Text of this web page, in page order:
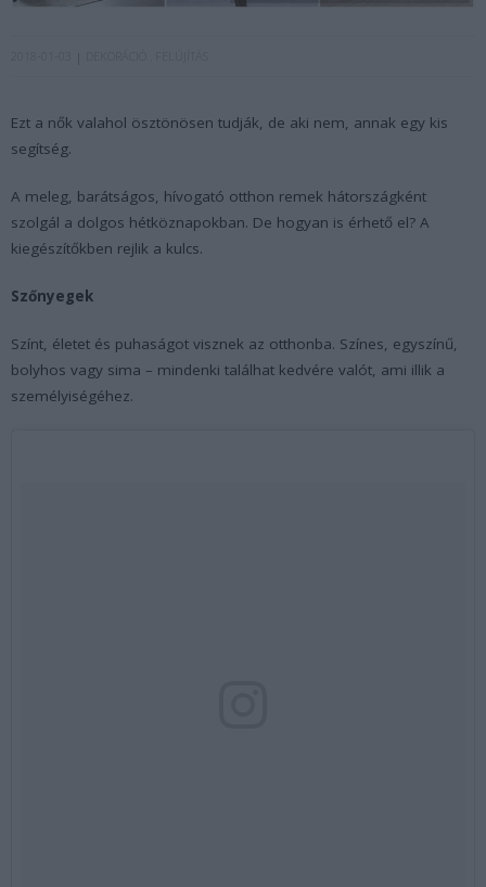
Ezt a nők valahol ösztönösen tudják, de aki nem, annak egy kis
segítség.
A meleg, barátságos, hívogató otthon remek hátországként
szolgál a dolgos hétköznapokban. De hogyan is érhető el? A
kiegészítőkben rejlik a kulcs.
Szőnyegek
Színt, életet és puhaságot visznek az otthonba. Színes, egyszínű,
bolyhos vagy sima – mindenki találhat kedvére valót, ami illik a
személyiségéhez.